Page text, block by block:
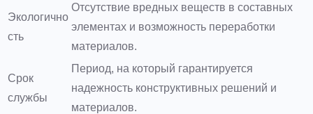
Экологично
сть
Отсутствие вредных веществ в составных
элементах и возможность переработки
материалов.
Срок
службы
Период, на который гарантируется
надежность конструктивных решений и
материалов.